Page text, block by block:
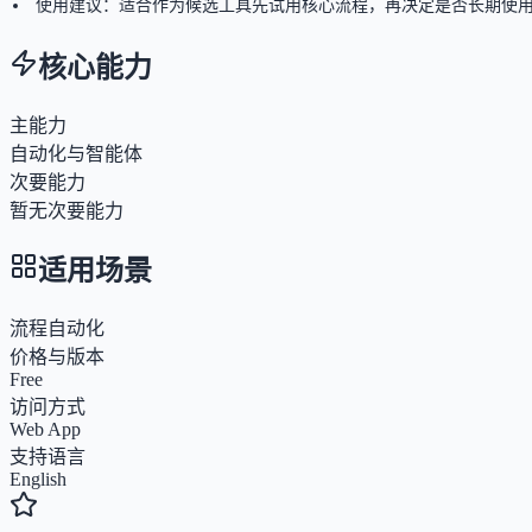
使用建议：适合作为候选工具先试用核心流程，再决定是否长期使
核心能力
主能力
自动化与智能体
次要能力
暂无次要能力
适用场景
流程自动化
价格与版本
Free
访问方式
Web App
支持语言
English